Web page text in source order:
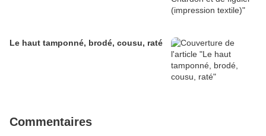
Le haut tamponné, brodé, cousu, raté
Commentaires